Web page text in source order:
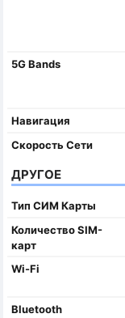
5G Bands
Навигация
Скорость Сети
ДРУГОЕ
Тип СИМ Карты
Количество SIM-
карт
Wi-Fi
Bluetooth